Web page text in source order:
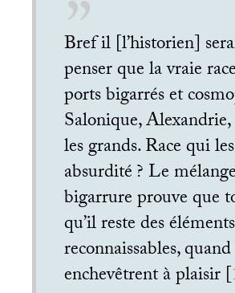
Bref il [l’historien]
penser que la vraie
ports bigarrés et
Salonique,
les grands. Race qui
absurdité? Le
bigarrure prouve que
qu’il reste des
reconnaissables,
enchevêtrent à plaisir[